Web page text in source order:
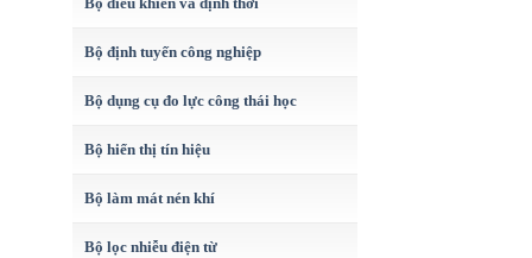
Bộ định tuyến công nghiệp
Bộ dụng cụ đo lực công thái học
Bộ hiển thị tín hiệu
Bộ làm mát nén khí
Bộ lọc nhiễu điện từ